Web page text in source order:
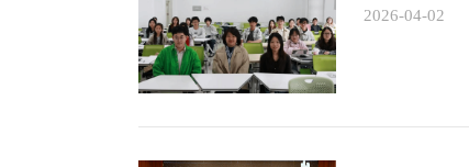
2026-04-02